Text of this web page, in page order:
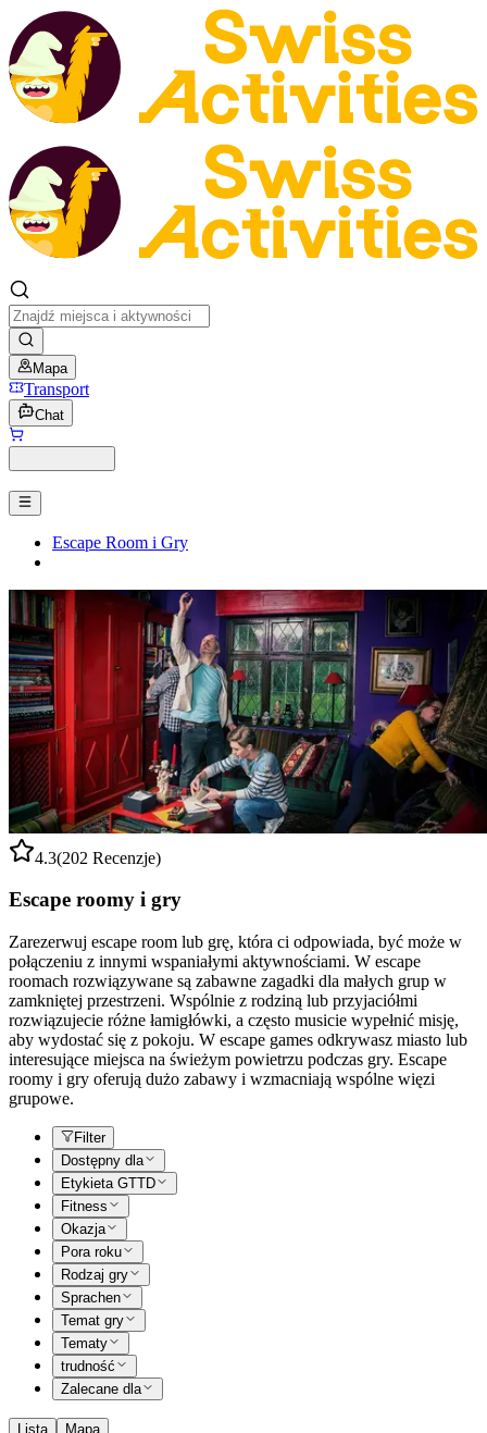
Mapa
Transport
Chat
Escape Room i Gry
4.3(202 Recenzje)
Escape roomy i gry
Zarezerwuj escape room lub grę, która ci odpowiada, być może w
połączeniu z innymi wspaniałymi aktywnościami. W escape
roomach rozwiązywane są zabawne zagadki dla małych grup w
zamkniętej przestrzeni. Wspólnie z rodziną lub przyjaciółmi
rozwiązujecie różne łamigłówki, a często musicie wypełnić misję,
aby wydostać się z pokoju. W escape games odkrywasz miasto lub
interesujące miejsca na świeżym powietrzu podczas gry. Escape
roomy i gry oferują dużo zabawy i wzmacniają wspólne więzi
grupowe.
Filter
Dostępny dla
Etykieta GTTD
Fitness
Okazja
Pora roku
Rodzaj gry
Sprachen
Temat gry
Tematy
trudność
Zalecane dla
Lista Mapa